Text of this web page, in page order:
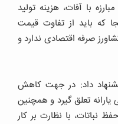
با آفات، هزینه تولید
که باید از تفاوت قیمت
صرفه اقتصادی ندارد و
داد: در جهت کاهش
تعلق گیرد و همچنین
حفظ نباتات، با نظارت بر کار